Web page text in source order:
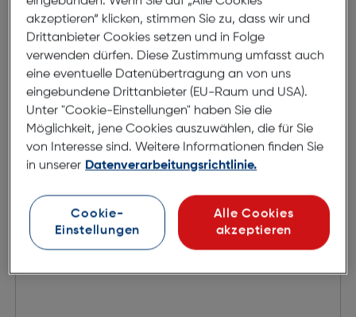
Cullmann Malaga Compact
€ 21,99
in den Warenkorb
akzeptieren“ klicken, stimmen Sie zu, dass wir und
Drittanbieter Cookies setzen und in Folge
verwenden dürfen. Diese Zustimmung umfasst auch
eine eventuelle Datenübertragung an von uns
eingebundene Drittanbieter (EU-Raum und USA).
Unter "Cookie-Einstellungen" haben Sie die
Möglichkeit, jene Cookies auszuwählen, die für Sie
von Interesse sind. Weitere Informationen finden Sie
in unserer Datenverarbeitungsrichtlinie.
Cookie-
Einstellungen
Alle Cookies
akzeptieren